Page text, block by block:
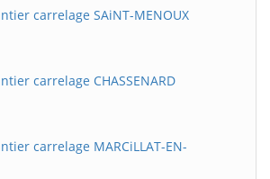
carrelage SAiNT-MENOUX
carrelage CHASSENARD
carrelage MARCiLLAT-EN-